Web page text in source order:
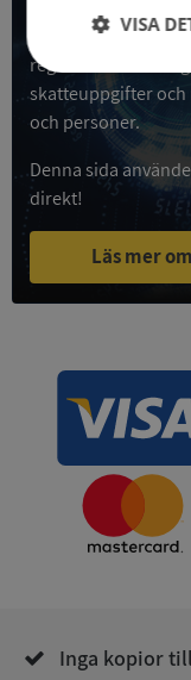
Syna API är ett
registrerade
skatteuppgifter och
och personer.
Denna sida
direkt!
Läs mer
Inga kopior
VISA
Strikt
Strikt
och
användas
Namn